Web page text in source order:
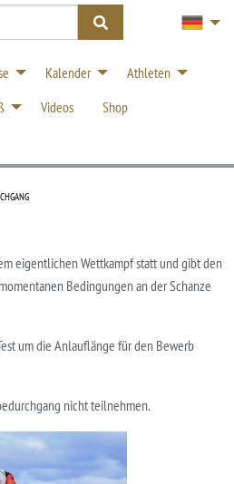
Kalender
Athleten
Videos
Shop
eigentlichen Wettkampf statt und gibt den
Bedingungen an der Schanze
um die Anlauflänge für den Bewerb
nicht teilnehmen.